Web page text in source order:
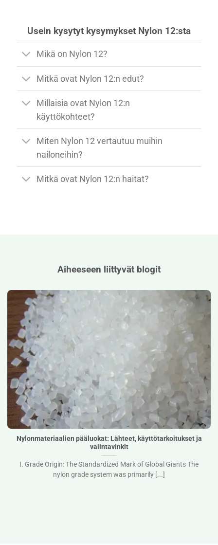
Usein kysytyt kysymykset Nylon 12:sta
Mikä on Nylon 12?
Mitkä ovat Nylon 12:n edut?
Millaisia ovat Nylon 12:n
käyttökohteet?
Miten Nylon 12 vertautuu muihin
nailoneihin?
Mitkä ovat Nylon 12:n haitat?
Aiheeseen liittyvät blogit
Nylonmateriaalien pääluokat: Lähteet, käyttötarkoitukset ja
valintavinkit">
Nylonmateriaalien pääluokat: Lähteet, käyttötarkoitukset ja
valintavinkit
I. Grade Origin: The Standardized Mark of Global Giants The
nylon grade system was primarily [...]